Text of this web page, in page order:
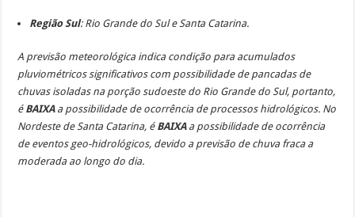
Região Sul: Rio Grande do Sul e Santa Catarina.
A previsão meteorológica indica condição para acumulados
pluviométricos significativos com possibilidade de pancadas de
chuvas isoladas na porção sudoeste do Rio Grande do Sul, portanto,
é BAIXAa possibilidade de ocorrência de processos hidrológicos. No
Nordeste de Santa Catarina, é BAIXAa possibilidade de ocorrência
de eventos geo-hidrológicos, devido a previsão de chuva fraca a
moderada ao longo do dia.